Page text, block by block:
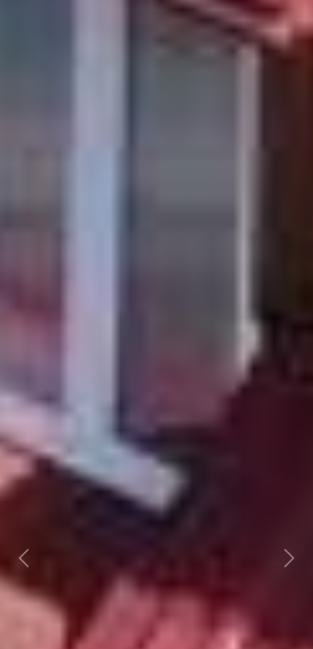
Předchozí Další